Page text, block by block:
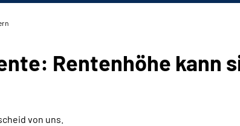
Rentenhöhe kann
von uns.